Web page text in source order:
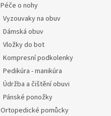
Péče o nohy
Vyzouvaky na obuv
Dámská obuv
Vložky do bot
Kompresní podkolenky
Pedikúra - manikúra
Údržba a čištění obuvi
Pánské ponožky
Ortopedické pomůcky